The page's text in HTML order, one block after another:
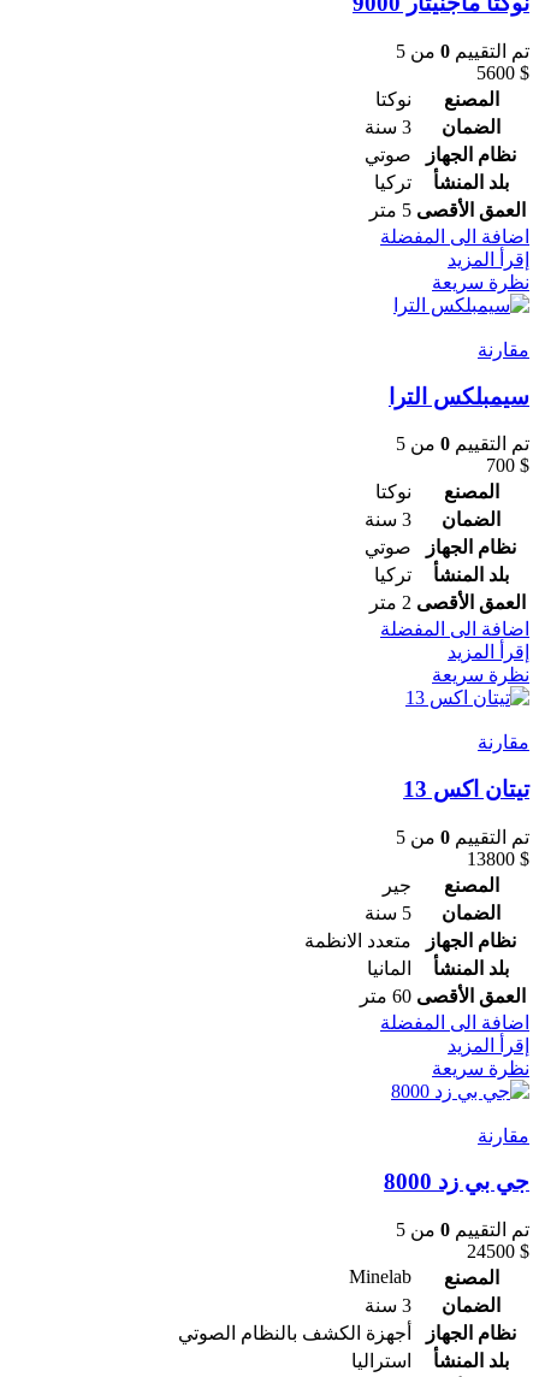
تم التقييم 0 من 5
5600 $
المصنع
نوكتا
الضمان
3 سنة
نظام الجهاز
صوتي
بلد المنشأ
تركيا
العمق الأقصى 5 متر
اضافة الى المفضلة
إقرأ المزيد
نظرة سريعة
مقارنة
سيمبلكس الترا
تم التقييم 0 من 5
700 $
المصنع
نوكتا
الضمان
3 سنة
نظام الجهاز
صوتي
بلد المنشأ
تركيا
العمق الأقصى 2 متر
اضافة الى المفضلة
إقرأ المزيد
نظرة سريعة
مقارنة
تيتان اكس 13
تم التقييم 0 من 5
13800 $
المصنع
جير
الضمان
5 سنة
نظام الجهاز
متعدد الانظمة
بلد المنشأ
المانيا
العمق الأقصى 60 متر
اضافة الى المفضلة
إقرأ المزيد
نظرة سريعة
مقارنة
جي بي زد 8000
تم التقييم 0 من 5
24500 $
المصنع
Minelab
الضمان
3 سنة
نظام الجهاز
أجهزة الكشف بالنظام الصوتي
بلد المنشأ
استراليا